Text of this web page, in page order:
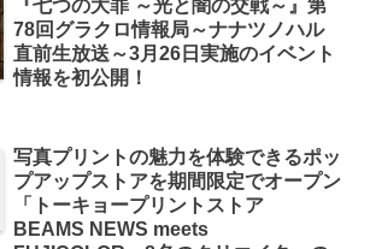
『七つの大罪 ～光と闇の交戦～』第
78回グラクロ情報局～ナナツノハル
直前生放送～3月26日実施のイベント
情報を初公開！
写真プリントの魅力を体験できるポッ
プアップストアを期間限定でオープン
「トーキョープリントストア
BEAMS NEWS meets